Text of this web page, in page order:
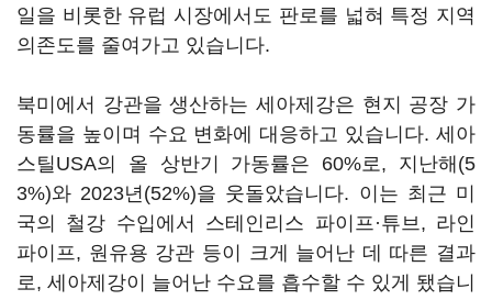
일을 비롯한 유럽 시장에서도 판로를 넓혀 특정 지역
의존도를 줄여가고 있습니다.
북미에서 강관을 생산하는 세아제강은 현지 공장 가
동률을 높이며 수요 변화에 대응하고 있습니다. 세아
스틸USA의 올 상반기 가동률은 60%로, 지난해(5
3%)와 2023년(52%)을 웃돌았습니다. 이는 최근 미
국의 철강 수입에서 스테인리스 파이프·튜브, 라인
파이프, 원유용 강관 등이 크게 늘어난 데 따른 결과
로, 세아제강이 늘어난 수요를 흡수할 수 있게 됐습니